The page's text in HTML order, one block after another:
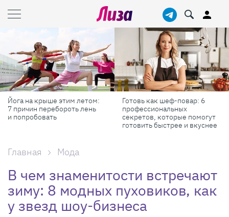
Готовь как шеф-повар: 6
профессиональных
секретов, которые помогут
Масштабные приключения:
самые красивые фестивали
России в августе
Главная Мода
В чем знаменитости встречают
зиму: 8 модных пуховиков, как
у звезд шоу-бизнеса